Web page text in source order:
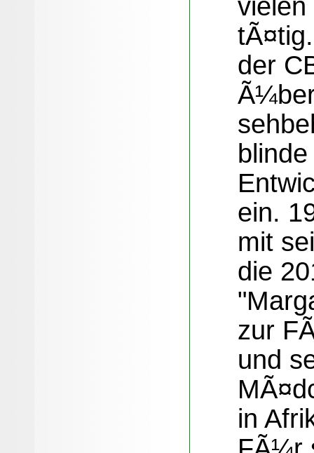
der
ein.
mit
die
zur
und
in